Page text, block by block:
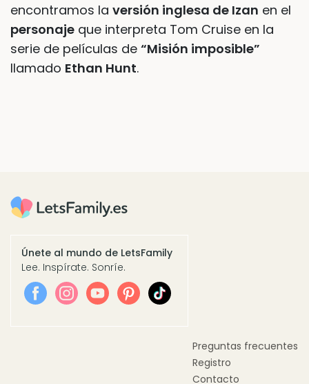
encontramos la versión inglesa de Izan en el
personaje que interpreta Tom Cruise en la
serie de películas de “Misión imposible”
llamado Ethan Hunt.
Únete al mundo de LetsFamily
Lee. Inspírate. Sonríe.
Preguntas frecuentes
Registro
Contacto